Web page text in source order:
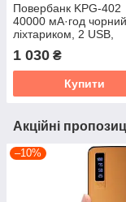
Повербанк KPG-402
40000 мА·год
ліхтариком, 2 USB,
1 030 ₴
Купити
Акційні
–10%